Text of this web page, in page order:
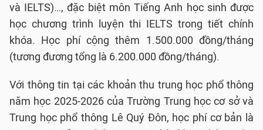
và IELTS)…, đặc biệt môn Tiếng Anh học sinh được
học chương trình luyện thi IELTS trong tiết chính
khóa. Học phí cộng thêm 1.500.000 đồng/tháng
(tương đương tổng là 6.200.000 đồng/tháng).
Với thông tin tại các khoản thu trung học phổ thông
năm học 2025-2026 của Trường Trung học cơ sở và
Trung học phổ thông Lê Quý Đôn, học phí cơ bản là